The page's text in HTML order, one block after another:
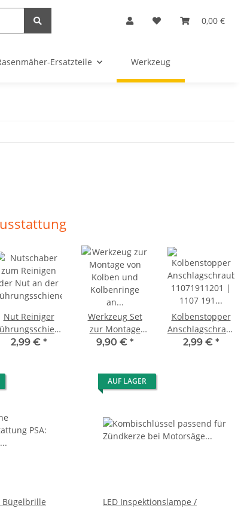
0,00 €
Ersatzteile Werkzeug
Nut Reiniger
Schwert
2,99 € *
Werkzeug Set
zur Montage
Kolben &
9,90 € *
Kolbenstopper
Anschlagschraube
für Motoren wie
2,99 € *
AUF LAGER
LED Inspektionslampe /